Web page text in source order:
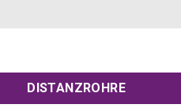
DISTANZROHRE